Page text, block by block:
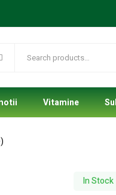
Vitamine
In Stock